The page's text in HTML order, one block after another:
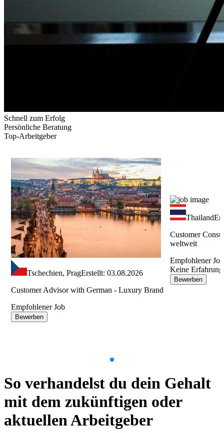
Schnell zum Erfolg
Persönliche Beratung
Top-Arbeitgeber
Tschechien, PragErstellt: 03.08.2026
Customer Advisor with German - Luxury Brand
Empfohlener Job
Bewerben
Thailand
Customer
weltweit
Empfohlener Job
Keine
Bewerben
1
of
So verhandelst du dein Gehalt
mit dem zukünftigen oder
aktuellen Arbeitgeber